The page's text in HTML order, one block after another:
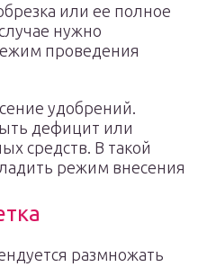
или ее полное
нужно
проведения
удобрений.
дефицит или
средств. В такой
режим внесения
размножать